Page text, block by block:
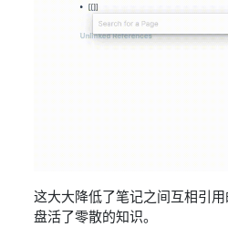
这大大降低了笔记之间互相引
盘活了零散的知识。